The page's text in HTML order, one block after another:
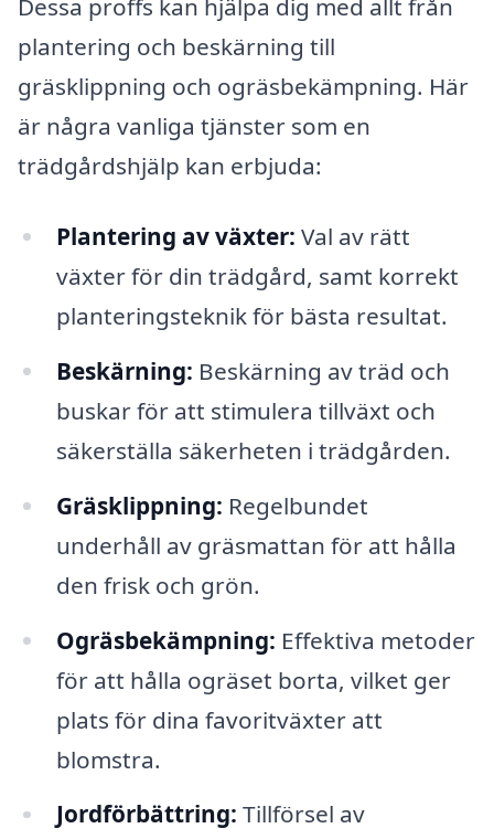
Dessa proffs kan hjälpa dig med allt från
plantering och beskärning till
gräsklippning och ogräsbekämpning. Här
är några vanliga tjänster som en
trädgårdshjälp kan erbjuda:
Plantering av växter: Val av rätt
växter för din trädgård, samt korrekt
planteringsteknik för bästa resultat.
Beskärning: Beskärning av träd och
buskar för att stimulera tillväxt och
säkerställa säkerheten i trädgården.
Gräsklippning: Regelbundet
underhåll av gräsmattan för att hålla
den frisk och grön.
Ogräsbekämpning: Effektiva metoder
för att hålla ogräset borta, vilket ger
plats för dina favoritväxter att
blomstra.
Jordförbättring: Tillförsel av